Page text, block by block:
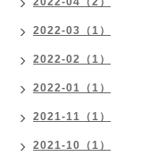
2022-03（1）
2022-02（1）
2022-01（1）
2021-11（1）
2021-10（1）